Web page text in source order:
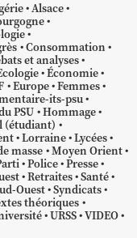
Alsace
Consommation
et analyses
Économie
Europe Femmes
its-psu
PSU Hommage
(étudiant)
Lorraine Lycées
masse Moyen Orient
Police Presse
Retraites Santé
Ouest Syndicats
théoriques
URSS VIDEO